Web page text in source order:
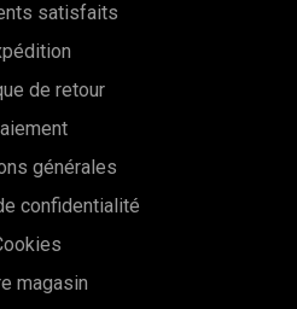
satisfaits
de retour
générales
confidentialité
magasin